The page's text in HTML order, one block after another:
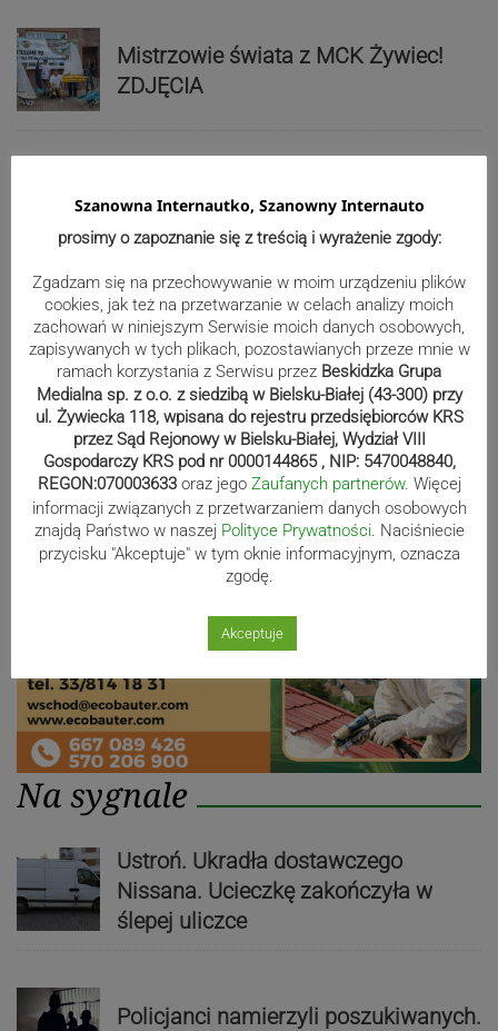
Mistrzowie świata z MCK Żywiec!
ZDJĘCIA
punkty. Liderzy mistrzostw
wystartują w Rajdzie Rzeszowskim
80-lecie Soły Kobiernice. Będzie się
działo! SZCZEGÓŁOWY PROGRAM
Reklama
Na sygnale
Ustroń. Ukradła dostawczego
Nissana. Ucieczkę zakończyła w
ślepej uliczce
Policjanci namierzyli poszukiwanych.
Szanowna Internautko, Szanowny Internauto
prosimy o zapoznanie się z treścią i wyrażenie zgody:
Zgadzam się na przechowywanie w moim urządzeniu plików
cookies, jak też na przetwarzanie w celach analizy moich
zachowań w niniejszym Serwisie moich danych osobowych,
zapisywanych w tych plikach, pozostawianych przeze mnie w
ramach korzystania z Serwisu przez Beskidzka Grupa
Medialna sp. z o.o. z siedzibą w Bielsku-Białej (43-300) przy
ul. Żywiecka 118, wpisana do rejestru przedsiębiorców KRS
przez Sąd Rejonowy w Bielsku-Białej, Wydział VIII
Gospodarczy KRS pod nr 0000144865 , NIP: 5470048840,
REGON:070003633 oraz jego Zaufanych partnerów. Więcej
informacji związanych z przetwarzaniem danych osobowych
znajdą Państwo w naszej Polityce Prywatności. Naciśniecie
przycisku "Akceptuje" w tym oknie informacyjnym, oznacza
zgodę.
Akceptuje